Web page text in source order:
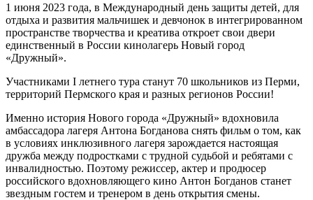
1 июня 2023 года, в Международный день защиты детей, для
отдыха и развития мальчишек и девчонок в интегрированном
пространстве творчества и креатива откроет свои двери
единственный в России кинолагерь Новый город
«Дружный».
Участниками I летнего тура станут 70 школьников из Перми,
территорий Пермского края и разных регионов России!
Именно история Нового города «Дружный» вдохновила
амбассадора лагеря Антона Богданова снять фильм о том, как
в условиях инклюзивного лагеря зарождается настоящая
дружба между подростками с трудной судьбой и ребятами с
инвалидностью. Поэтому режиссер, актер и продюсер
российского вдохновляющего кино Антон Богданов станет
звездным гостем и тренером в день открытия смены.